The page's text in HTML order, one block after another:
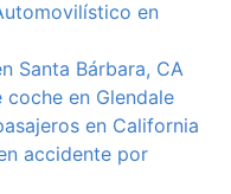
en
Santa Bárbara, CA
en Glendale
en California
accidente por